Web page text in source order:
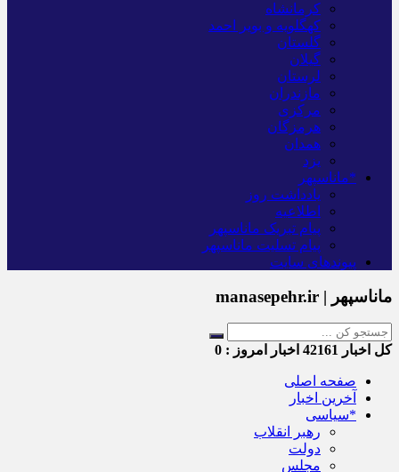
کرمانشاه
کهگلویه و بویر احمد
گلستان
گیلان
لرستان
مازندران
مرکزی
هرمزگان
همدان
یزد
*ماناسپهر
یادداشت روز
اطلاعیه
پیام تبریک ماناسپهر
پیام تسلیت ماناسپهر
پیوندهای سایت
ماناسپهر | manasepehr.ir
کل اخبار اخبار امروز : 0
صفحه اصلی
آخرین اخبار
*سیاسی
رهبر انقلاب
دولت
مجلس